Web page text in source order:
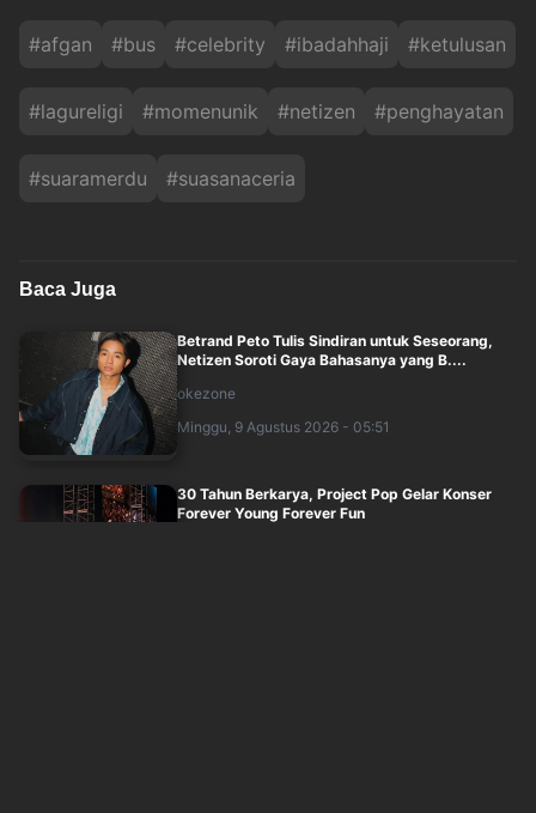
#afgan #bus #celebrity #ibadahhaji #ketulusan
#lagureligi #momenunik #netizen #penghayatan
#suaramerdu #suasanaceria
Baca Juga
Betrand Peto Tulis Sindiran untuk Seseorang,
Netizen Soroti Gaya Bahasanya yang B....
okezone
Minggu, 9 Agustus 2026 - 05:51
30 Tahun Berkarya, Project Pop Gelar Konser
Forever Young Forever Fun